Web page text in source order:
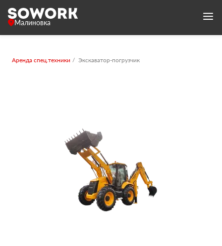
Малиновка
Аренда спец.техники Экскаватор-погрузчик